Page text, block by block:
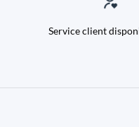
Service client